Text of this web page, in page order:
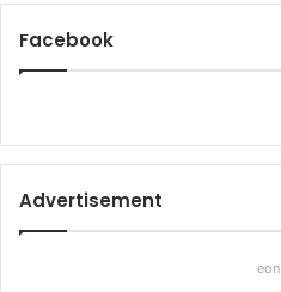
Facebook
Advertisement
eon